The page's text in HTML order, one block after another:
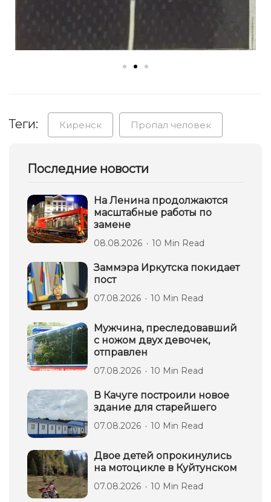
Теги: Киренск Пропал человек
Последние новости
На Ленина продолжаются
масштабные работы по
замене
08.08.2026 10 Min Read
Заммэра Иркутска покидает
пост
07.08.2026 10 Min Read
Мужчина, преследовавший
с ножом двух девочек,
отправлен
07.08.2026 10 Min Read
В Качуге построили новое
здание для старейшего
07.08.2026 10 Min Read
Двое детей опрокинулись
на мотоцикле в Куйтунском
07.08.2026 10 Min Read